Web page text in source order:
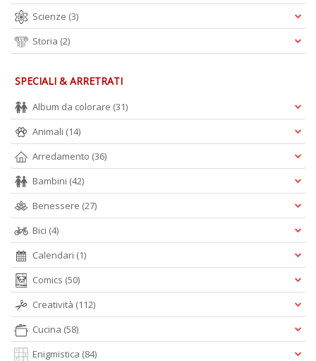
Scienze (3)
Storia (2)
SPECIALI & ARRETRATI
Album da colorare (31)
Animali (14)
Arredamento (36)
Bambini (42)
Benessere (27)
Bici (4)
Calendari (1)
Comics (50)
Creatività (112)
Cucina (58)
Enigmistica (84)